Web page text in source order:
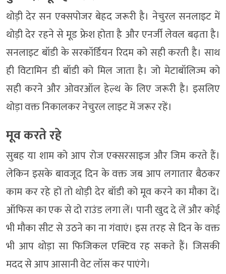
थोड़ी देर सन एक्सपोजर बेहद जरूरी है। नेचुरल सनलाइट में
थोड़ी देर रहने से मूड फ्रेश होता है और एनर्जी लेवल बढ़ता है।
सनलाइट बॉडी के सरकॉर्डियन रिदम को सही करती है। साथ
ही विटामिन डी बॉडी को मिल जाता है। जो मेटाबॉलिज्म को
सही करने और ओवरऑल हेल्थ के लिए जरूरी है। इसलिए
थोड़ा वक्त निकालकर नेचुरल लाइट में जरूर रहें।
मूव करते रहे
सुबह या शाम को आप रोज एक्सरसाइज और जिम करते हैं।
लेकिन इसके बावजूद दिन के वक्त जब आप लगातार बैठकर
काम कर रहे हों तो थोड़ी देर बॉडी को मूव करने का मौका दें।
ऑफिस का एक से दो राउंड लगा लें। पानी खुद दे लें और कोई
भी मौका सीट से उठने का ना गंवाएं। इस तरह से दिन के वक्त
भी आप थोड़ा सा फिजिकल एक्टिव रह सकते हैं। जिसकी
मदद से आप आसानी वेट लॉस कर पाएंगे।